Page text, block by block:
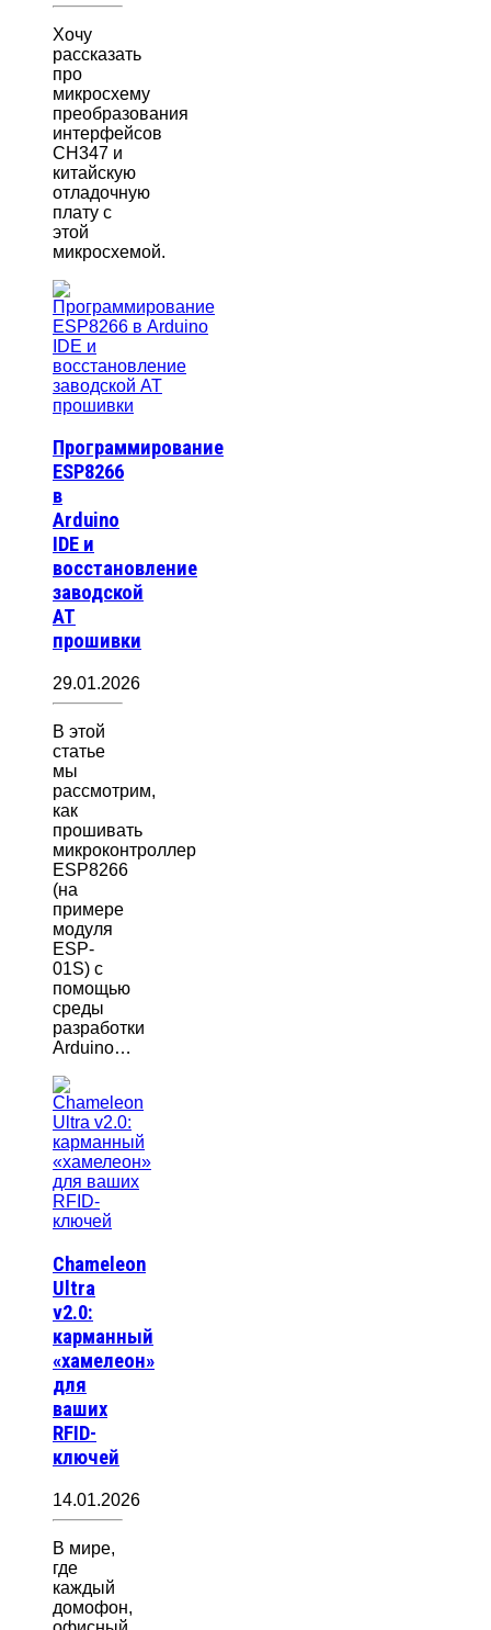
Хочу
рассказать
про
микросхему
преобразования
интерфейсов
CH347 и
китайскую
отладочную
плату с
этой
микросхемой.
Программирование
ESP8266
в
Arduino
IDE и
восстановление
заводской
AT
прошивки
29.01.2026
В этой
статье
мы
рассмотрим,
как
прошивать
микроконтроллер
ESP8266
(на
примере
модуля
ESP-
01S) с
помощью
среды
разработки
Arduino…
Chameleon
Ultra
v2.0:
карманный
«хамелеон»
для
ваших
RFID-
ключей
14.01.2026
В мире,
где
каждый
домофон,